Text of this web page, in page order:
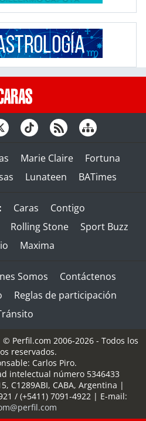
Marie Claire
Fortuna
Lunateen BATimes
Caras
Contigo
Rolling Stone
Sport Buzz
Maxima
Somos
Contáctenos
Reglas de participación
© Perfil.com 2006-2026 - Todos los
reservados.
Carlos Piro.
intelectual número 5346433
, C1289ABI, CABA, Argentina |
/ (+5411) 7091-4922| E-mail: